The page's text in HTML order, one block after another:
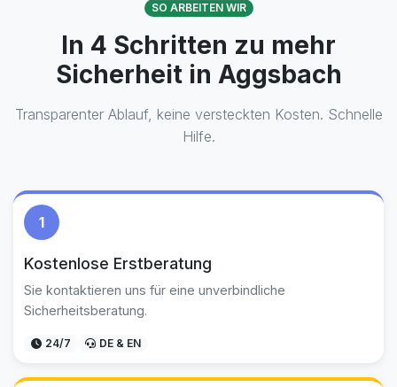
SO ARBEITEN WIR
In 4 Schritten zu mehr
Sicherheit in Aggsbach
Transparenter Ablauf, keine versteckten Kosten. Schnelle
Hilfe.
1
Kostenlose Erstberatung
Sie kontaktieren uns für eine unverbindliche
Sicherheitsberatung.
24/7 DE & EN